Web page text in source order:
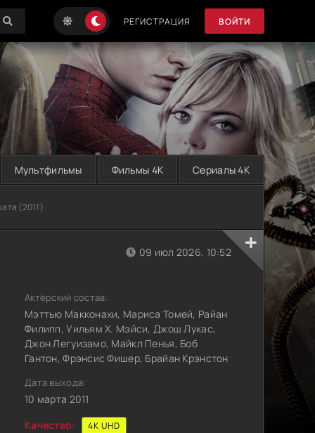
РЕГИСТРАЦИЯ ВОЙТИ
Мультфильмы Фильмы 4K Сериалы 4K
(2011)
09 июл 2026, 10:52
Актёрский состав:
Мэттью Макконахи, Мариса Томей, Райан
Филипп, Уильям Х. Мэйси, Джош Лукас,
Джон Легуизамо, Майкл Пенья, Боб
Гантон, Фрэнсис Фишер, Брайан Крэнстон
Дата выхода:
10 марта 2011
Качество:
4K UHD